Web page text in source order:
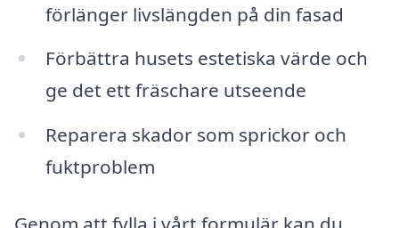
förlänger livslängden på din fasad
Förbättra husets estetiska värde och
ge det ett fräschare utseende
Reparera skador som sprickor och
fuktproblem